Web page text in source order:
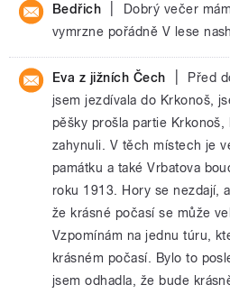
Bedřich
Dobrý večer
vymrzne pořádně V lese
Eva z jižních Čech
Před
jsem jezdívala do Krkonoš,
pěšky prošla partie Krkonoš,
zahynuli. V těch místech je
památku a také Vrbatova
roku 1913. Hory se nezdají,
že krásné počasí se může
Vzpomínám na jednu túru,
krásném počasí. Bylo to
jsem odhadla, že bude